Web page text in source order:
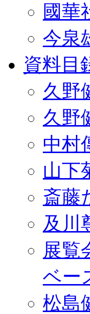
國華
今泉
資料目
久野
久野
中村
山下
斎藤
及川
展覧
ベー
松島